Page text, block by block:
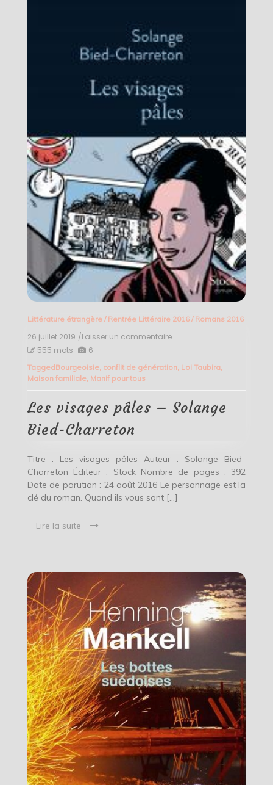
Littérature étrangère/ Rentrée Littéraire 2016/ Romans 2016
26 juillet 2019 /Laisser un commentaireon
pâles
Bied-
Charreton
555 mots 6
TaggedBourgeoisie, conflit de génération, Loi Taubira,
Maison familiale, Manif pour tous
Les visages pâles – Solange
Bied-Charreton
Titre : Les visages pâles Auteur : Solange Bied-
Charreton Éditeur : Stock Nombre de pages : 392
Date de parution : 24 août 2016 Le personnage est la
clé du roman. Quand ils vous sont […]
Lire la suite